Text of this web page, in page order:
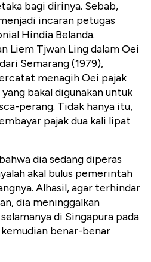
bagi dirinya. Sebab,
incaran petugas
Hindia Belanda.
Liem Tjwan Ling dalam Oei
Semarang (1979),
menagih Oei pajak
bakal digunakan untuk
perang. Tidak hanya itu,
pajak dua kali lipat
dia sedang diperas
akal bulus pemerintah
Alhasil, agar terhindar
dia meninggalkan
di Singapura pada
benar-benar